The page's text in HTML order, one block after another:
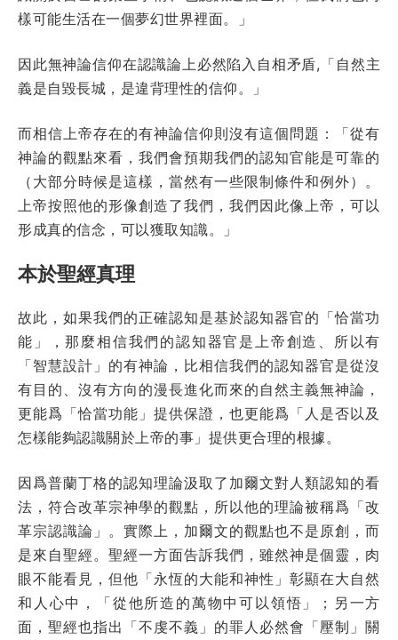
樣可能生活在一個夢幻世界裡面。」
因此無神論信仰在認識論上必然陷入自相矛盾,「自然主
義是自毀長城，是違背理性的信仰。」
而相信上帝存在的有神論信仰則沒有這個問題：「從有
神論的觀點來看，我們會預期我們的認知官能是可靠的
（大部分時候是這樣，當然有一些限制條件和例外）。
上帝按照他的形像創造了我們，我們因此像上帝，可以
形成真的信念，可以獲取知識。」
本於聖經真理
故此，如果我們的正確認知是基於認知器官的「恰當功
能」，那麼相信我們的認知器官是上帝創造、所以有
「智慧設計」的有神論，比相信我們的認知器官是從沒
有目的、沒有方向的漫長進化而來的自然主義無神論，
更能爲「恰當功能」提供保證，也更能爲「人是否以及
怎樣能夠認識關於上帝的事」提供更合理的根據。
因爲普蘭丁格的認知理論汲取了加爾文對人類認知的看
法，符合改革宗神學的觀點，所以他的理論被稱爲「改
革宗認識論」。實際上，加爾文的觀點也不是原創，而
是來自聖經。聖經一方面告訴我們，雖然神是個靈，肉
眼不能看見，但他「永恆的大能和神性」彰顯在大自然
和人心中，「從他所造的萬物中可以領悟」；另一方
面，聖經也指出「不虔不義」的罪人必然會「壓制」關